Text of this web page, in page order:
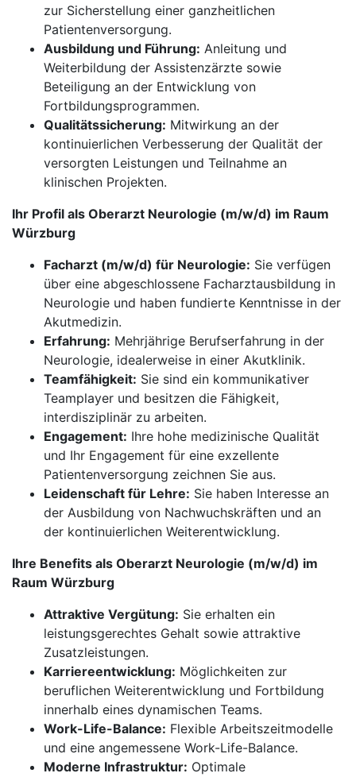
zur Sicherstellung einer ganzheitlichen
Patientenversorgung.
Ausbildung und Führung: Anleitung und
Weiterbildung der Assistenzärzte sowie
Beteiligung an der Entwicklung von
Fortbildungsprogrammen.
Qualitätssicherung: Mitwirkung an der
kontinuierlichen Verbesserung der Qualität der
versorgten Leistungen und Teilnahme an
klinischen Projekten.
Ihr Profil als Oberarzt Neurologie (m/w/d) im Raum
Würzburg
Facharzt (m/w/d) für Neurologie: Sie verfügen
über eine abgeschlossene Facharztausbildung in
Neurologie und haben fundierte Kenntnisse in der
Akutmedizin.
Erfahrung: Mehrjährige Berufserfahrung in der
Neurologie, idealerweise in einer Akutklinik.
Teamfähigkeit: Sie sind ein kommunikativer
Teamplayer und besitzen die Fähigkeit,
interdisziplinär zu arbeiten.
Engagement: Ihre hohe medizinische Qualität
und Ihr Engagement für eine exzellente
Patientenversorgung zeichnen Sie aus.
Leidenschaft für Lehre: Sie haben Interesse an
der Ausbildung von Nachwuchskräften und an
der kontinuierlichen Weiterentwicklung.
Ihre Benefits als Oberarzt Neurologie (m/w/d) im
Raum Würzburg
Attraktive Vergütung: Sie erhalten ein
leistungsgerechtes Gehalt sowie attraktive
Zusatzleistungen.
Karriereentwicklung: Möglichkeiten zur
beruflichen Weiterentwicklung und Fortbildung
innerhalb eines dynamischen Teams.
Work-Life-Balance: Flexible Arbeitszeitmodelle
und eine angemessene Work-Life-Balance.
Moderne Infrastruktur: Optimale